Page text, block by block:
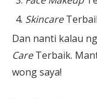
Skincare
Dan nanti kalau
CareTerbaik.
wong saya!